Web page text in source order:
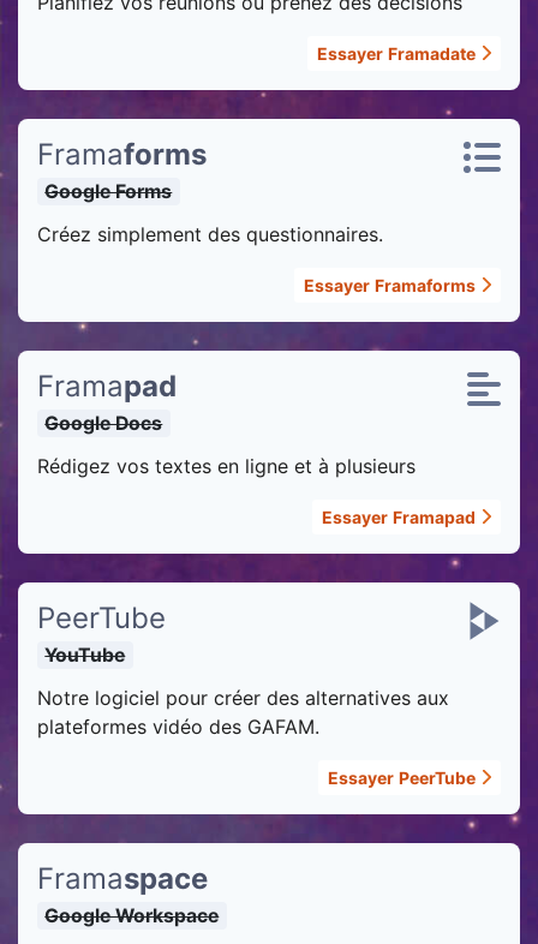
Essayer Framadate
Framaforms
Google Forms
Créez simplement des questionnaires.
Essayer Framaforms
Framapad
Google Docs
Rédigez vos textes en ligne et à plusieurs
Essayer Framapad
PeerTube
YouTube
Notre logiciel pour créer des alternatives aux
plateformes vidéo des GAFAM.
Essayer PeerTube
Framaspace
Google Workspace